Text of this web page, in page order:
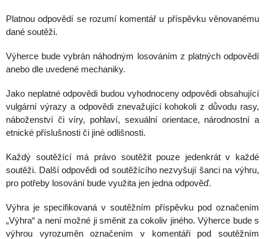
Platnou odpovědí se rozumí komentář u příspěvku věnovanému
dané soutěži.
Výherce bude vybrán náhodným losováním z platných odpovědí
anebo dle uvedené mechaniky.
Jako neplatné odpovědi budou vyhodnoceny odpovědi obsahující
vulgární výrazy a odpovědi znevažující kohokoli z důvodu rasy,
náboženství či víry, pohlaví, sexuální orientace, národnostní a
etnické příslušnosti či jiné odlišnosti.
Každý soutěžící má právo soutěžit pouze jedenkrát v každé
soutěži. Další odpovědi od soutěžícího nezvyšují šanci na výhru,
pro potřeby losování bude využita jen jedna odpověď.
Výhra je specifikovaná v soutěžním příspěvku pod označením
„Výhra“ a není možné ji směnit za cokoliv jiného. Výherce bude s
výhrou vyrozuměn označením v komentáři pod soutěžním